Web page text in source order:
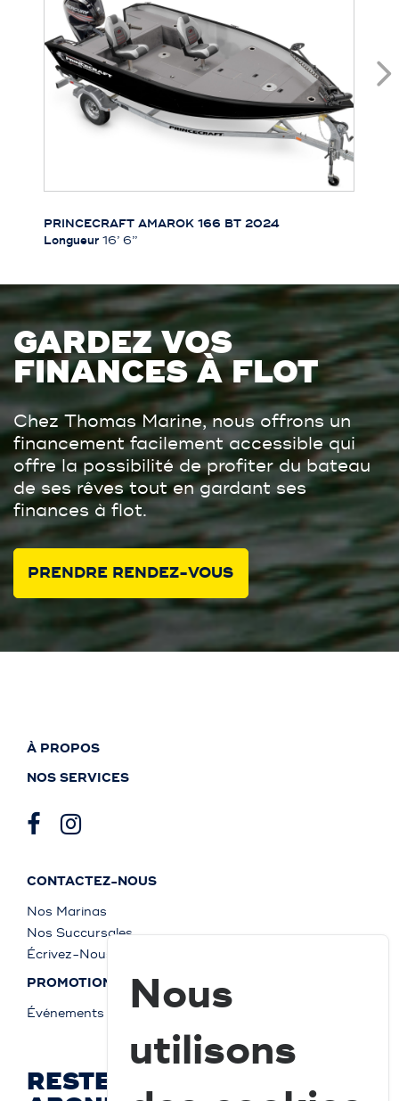
PRINCECRAFT AMAROK 166 BT 2024
Longueur 16’ 6’’
GARDEZ VOS
FINANCES À FLOT
Chez Thomas Marine, nous offrons un
financement facilement accessible qui
offre la possibilité de profiter du bateau
de ses rêves tout en gardant ses
finances à flot.
PRENDRE RENDEZ-VOUS
À PROPOS
NOS SERVICES
CONTACTEZ-NOUS
Nos Marinas
Nos Succursales
Écrivez-Nous
PROMOTIONS
Événements
RESTEZ À JOUR ET
Nous
utilisons